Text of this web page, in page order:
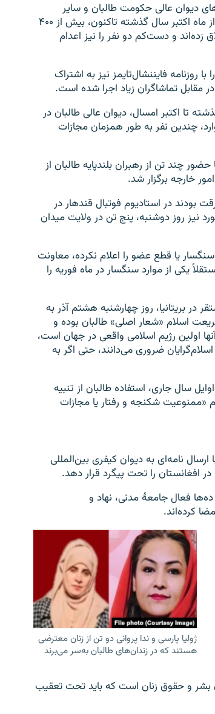
دیوان عالی حکومت طالبان و سایر
شواهد به این نتیجه رسیده است که مأموران این دادگاه از ماه اکتبر سال گذشته تاکنون، بیش از ۴۰۰
زده‌اند و دست‌کم دو نفر را نیز اعدام
روزنامه فایننشال‌تایمز نیز به اشتراک
مقابل تماشاگران زیاد اجرا شده است.
تا اکتبر امسال، دیوان عالی طالبان در
از موارد، چندین نفر به‌ طور همزمان مجازات
چند تن از رهبران بلندپایه طالبان از
خارجه برگزار شد.
به لواط یا سرقت بودند در استادیوم فوتبال قندهار در
نیز روز دوشنبه، پنج تن در ولایت میدان
یا قطع عضو را اعلام نکرده، معاونت
یکی از موارد سنگسار در ماه فوریه را
در بریتانیا، روز چهارشنبه هشتم آذر به
اسلام «شعار اصلی» طالبان بوده و
اولین رژیم اسلامی واقعی در جهان است،
ضروری می‌دانند، حتی اگر به
سال جاری، استفاده طالبان از تنبیه
«ممنوعیت شکنجه و رفتار یا مجازات
نامه‌ای به دیوان کیفری بین‌المللی
افغانستان را تحت پیگرد قرار دهد.
فعال جامعهٔ مدنی، نهاد و
کرده‌اند.
ژولیا پارسی و ندا پروانی دو تن از زنان معترضی
هستند که در زندان‌های طالبان به‌سر می‌برند
و حقوق زنان است که باید تحت تعقیب